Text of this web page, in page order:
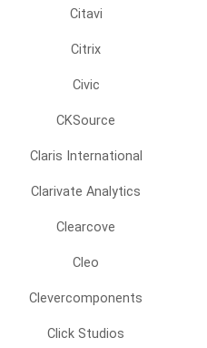
Citavi
Citrix
Civic
CKSource
Claris International
Clarivate Analytics
Clearcove
Cleo
Clevercomponents
Click Studios